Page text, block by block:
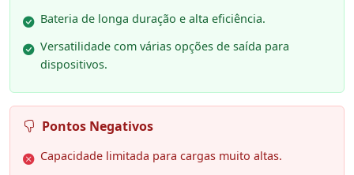
Bateria de longa duração e alta eficiência.
Versatilidade com várias opções de saída para
dispositivos.
Pontos Negativos
Capacidade limitada para cargas muito altas.